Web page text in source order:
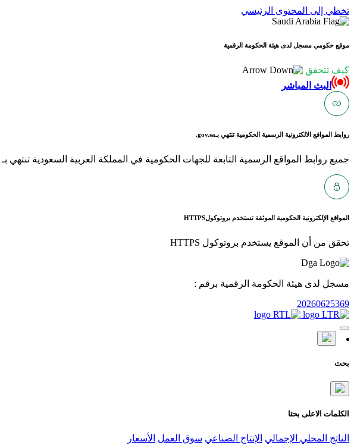
تخطي إلى المحتوى الرئيسي
موقع حكومي مسجل لدى هيئة الحكومة الرقمية
كيف تتحقق
البث المباشر
روابط المواقع الالكترونية الرسمية الحكومية تنتهي بـgov.sa.
جميع روابط المواقع الرسمية التابعة للجهات الحكومية في المملكة العربية السعودية تنتهي بـ gov.sa
المواقع الإلكترونية الحكومية الموثقة تستخدم بروتوكولHTTPS
تحقق من أن الموقع يستخدم بروتوكول HTTPS
مسجل لدى هيئة الحكومة الرقمية برقم :
20260625369
بحث
الكلمات الاعلى بحثا
الناتج المحلي الإجمالي الإنتاج الصناعي سوق العمل الأسعار